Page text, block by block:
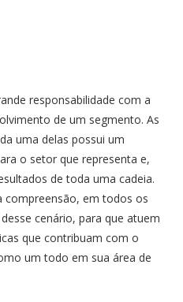
responsabilidade com a
de um segmento. As
uma delas possui um
o setor que representa e,
de toda uma cadeia.
em todos os
cenário, para que atuem
que contribuam com o
um todo em sua área de